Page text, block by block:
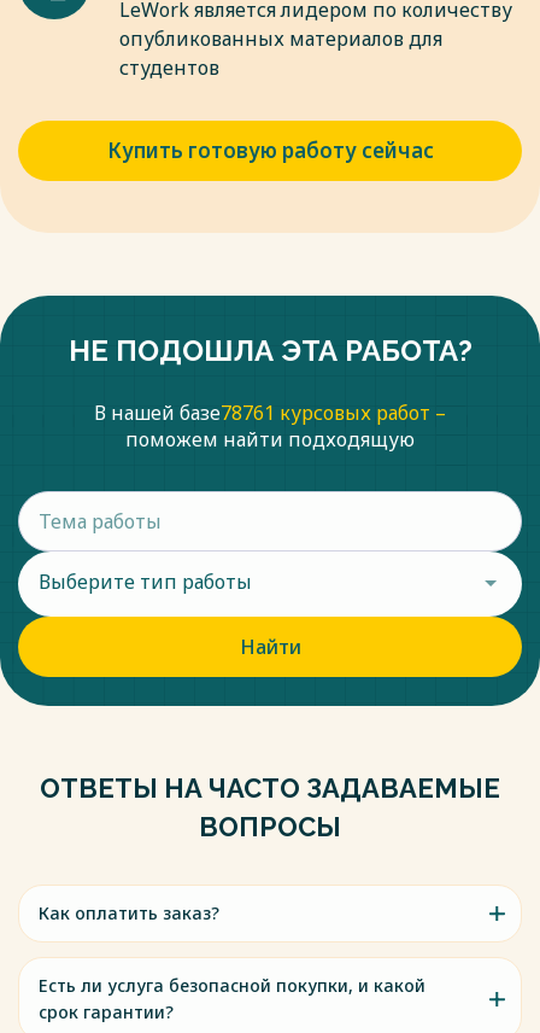
LeWork является лидером по количеству
опубликованных материалов для
студентов
Купить готовую работу сейчас
НЕ ПОДОШЛА ЭТА РАБОТА?
В нашей базе78761 курсовых работ –
поможем найти подходящую
Выберите тип работы
Найти
ОТВЕТЫ НА ЧАСТО ЗАДАВАЕМЫЕ
ВОПРОСЫ
Как оплатить заказ?
Есть ли услуга безопасной покупки, и какой
срок гарантии?